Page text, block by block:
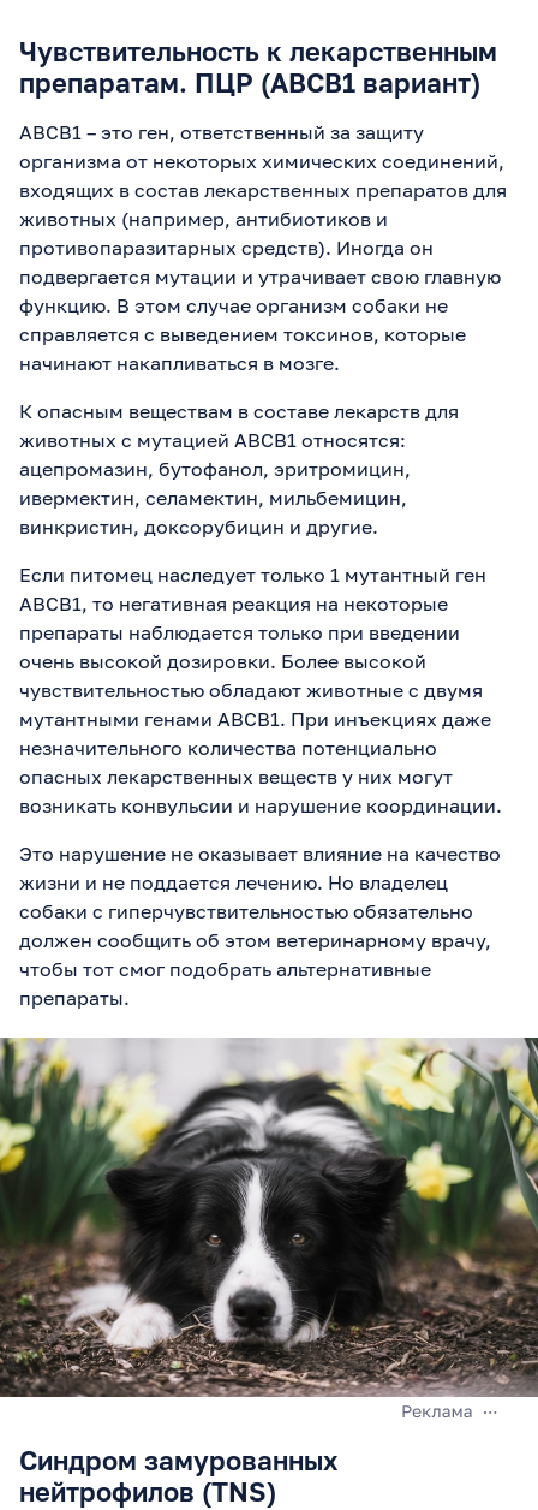
Чувствительность к лекарственным
препаратам. ПЦР (ABCB1 вариант)
ABCB1 – это ген, ответственный за защиту
организма от некоторых химических соединений,
входящих в состав лекарственных препаратов для
животных (например, антибиотиков и
противопаразитарных средств). Иногда он
подвергается мутации и утрачивает свою главную
функцию. В этом случае организм собаки не
справляется с выведением токсинов, которые
начинают накапливаться в мозге.
К опасным веществам в составе лекарств для
животных с мутацией ABCB1 относятся:
ацепромазин, бутофанол, эритромицин,
ивермектин, селамектин, мильбемицин,
винкристин, доксорубицин и другие.
Если питомец наследует только 1 мутантный ген
ABCB1, то негативная реакция на некоторые
препараты наблюдается только при введении
очень высокой дозировки. Более высокой
чувствительностью обладают животные с двумя
мутантными генами ABCB1. При инъекциях даже
незначительного количества потенциально
опасных лекарственных веществ у них могут
возникать конвульсии и нарушение координации.
Это нарушение не оказывает влияние на качество
жизни и не поддается лечению. Но владелец
собаки с гиперчувствительностью обязательно
должен сообщить об этом ветеринарному врачу,
чтобы тот смог подобрать альтернативные
препараты.
Синдром замурованных
нейтрофилов (TNS)